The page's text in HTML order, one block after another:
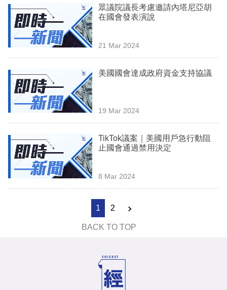
眾議院議長考慮邀請內塔尼亞胡
在國會發表演說
21 Mar 2024
美國國會達成政府資金支持協議
19 Mar 2024
TikTok議案｜美國用戶急行動阻
止國會通過禁用決定
8 Mar 2024
1 2
BACK TO TOP